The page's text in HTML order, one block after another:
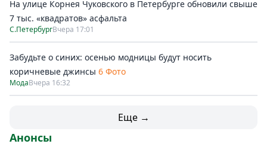
На улице Корнея Чуковского в Петербурге обновили свыше
7 тыс. «квадратов» асфальта
С.ПетербургВчера 17:01
Забудьте о синих: осенью модницы будут носить
коричневые джинсы 6 Фото
МодаВчера 16:32
Еще →
Анонсы